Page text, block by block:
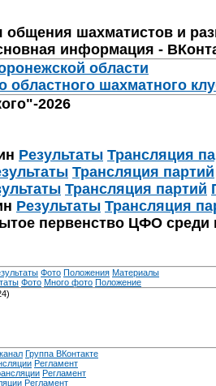
общения шахматистов и
информация -
области
областного шахматного
2026
Результаты Трансляция
Трансляция партий
Трансляция партий
Результаты Трансляция
первенство ЦФО среди
Фото Положения Материалы
Фото Много фото Положение
Группа ВКонтакте
Регламент
Регламент
Регламент